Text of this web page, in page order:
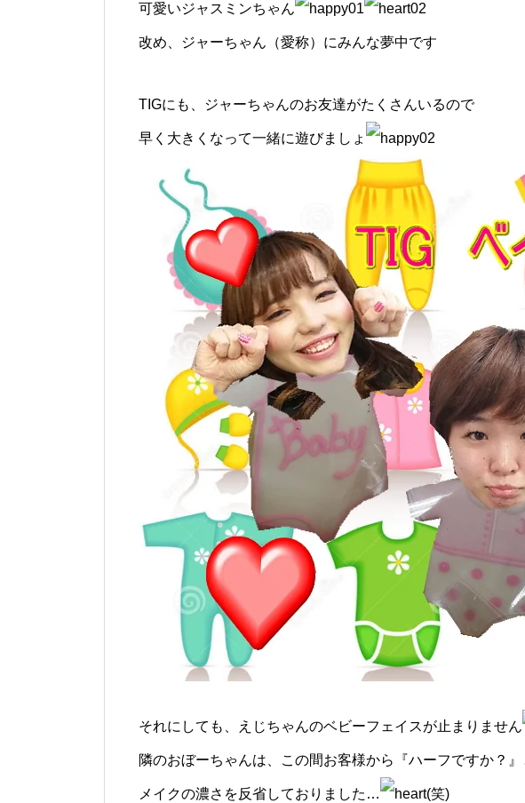
可愛いジャスミンちゃん
改め、ジャーちゃん（愛称）にみんな夢中です
TIGにも、ジャーちゃんのお友達がたくさんいるので
早く大きくなって一緒に遊びましょ
それにしても、えじちゃんのベビーフェイスが止まりません
隣のおぼーちゃんは、この間お客様から『ハーフですか？
メイクの濃さを反省しておりました… (笑)